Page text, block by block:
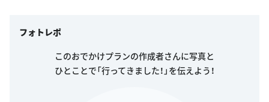
フォトレポ
このおでかけプランの作成者さんに写真と
ひとことで「行ってきました！」を伝えよう！